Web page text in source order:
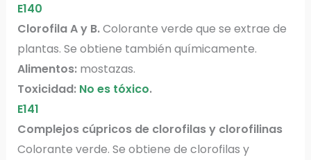
E140
Clorofila A y B.Colorante verde que se extrae de
plantas. Se obtiene también químicamente.
Alimentos:mostazas.
Toxicidad: No es tóxico.
E141
Complejos cúpricos de clorofilas y clorofilinas
Colorante verde. Se obtiene de clorofilas y